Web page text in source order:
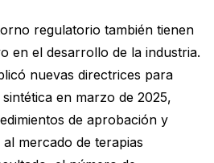
regulatorio también tienen
en el desarrollo de la industria.
nuevas directrices para
en marzo de 2025,
de aprobación y
mercado de terapias